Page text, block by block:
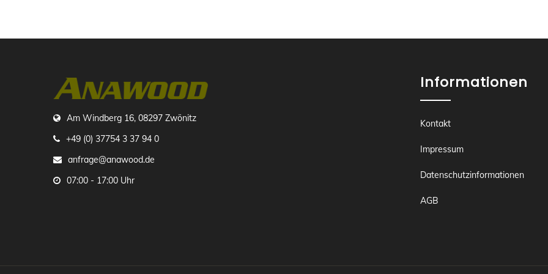
Am Windberg 16, 08297 Zwönitz
+49 (0) 37754 3 37 94 0
anfrage@anawood.de
07:00 - 17:00 Uhr
Informationen
Kontakt
Impressum
Datenschutzinformationen
AGB